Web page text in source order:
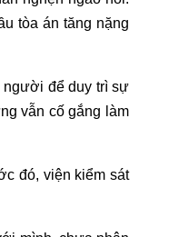
tòa án tăng nặng
người để duy trì sự
vẫn cố gắng làm
đó, viện kiểm sát